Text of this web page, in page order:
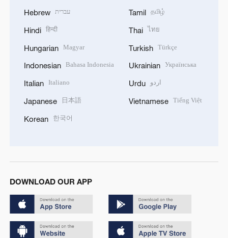
Hebrew עברית
Hindi हिन्दी
Hungarian Magyar
Indonesian Bahasa Indonesia
Italian Italiano
Japanese 日本語
Korean 한국어
Tamil தமிழ்
Thai ไทย
Turkish Türkçe
Ukrainian Українська
Urdu اردو
Vietnamese Tiếng Việt
DOWNLOAD OUR APP